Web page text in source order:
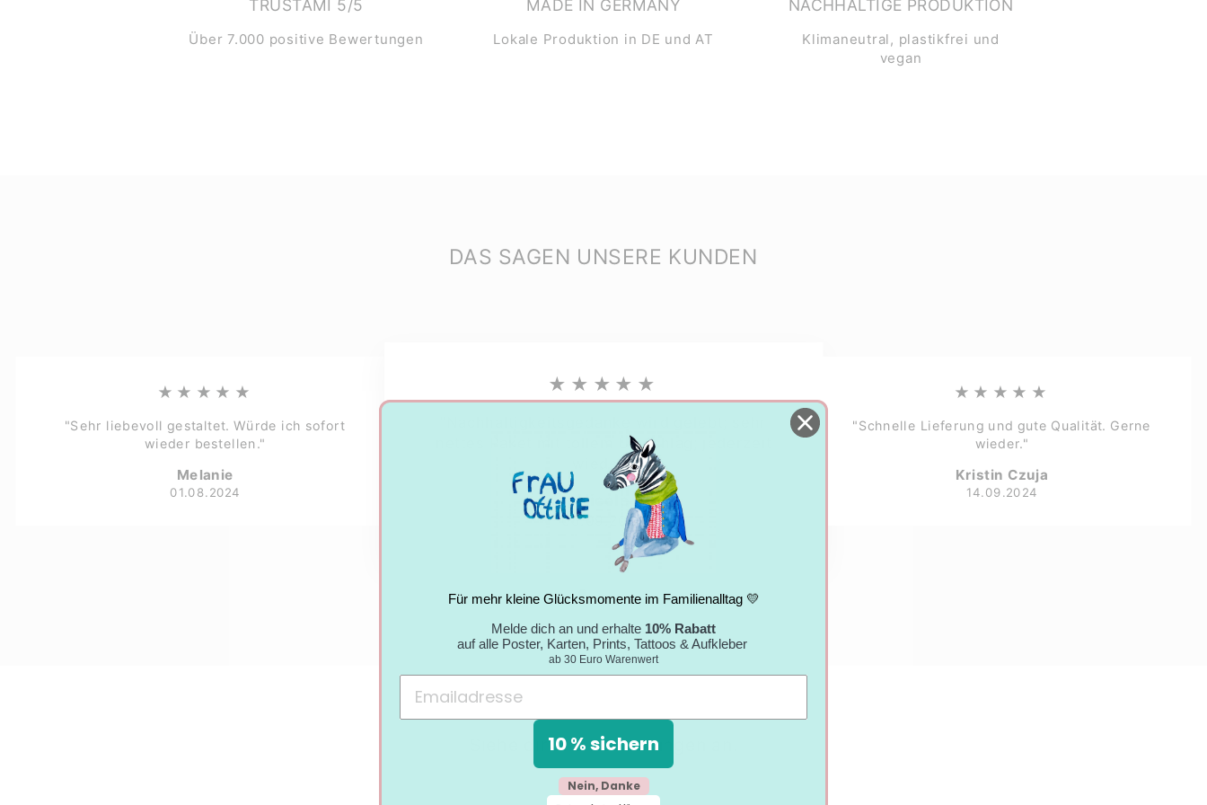
TRUSTAMI 5/5
Über 7.000 positive Bewertungen
MADE IN GERMANY
Lokale Produktion in DE und AT
NACHHALTIGE PRODUKTION
Klimaneutral, plastikfrei und
vegan
DAS SAGEN UNSERE KUNDEN
★★★★★
"Sehr liebevoll gestaltet. Würde ich sofort
wieder bestellen."
Melanie
01.08.2024
★★★★★
nettes Paket mit tollem Umschlag; jederzeit
wieder."
Nicole
05.09.2024
★★★★★
"Schnelle Lieferung und gute Qualität. Gerne
wieder."
Kristin Czuja
14.09.2024
Siehe dir alle Bewertungen an.
Für mehr kleine Glücksmomente im Familienalltag 💛
Melde dich an und erhalte 10% Rabatt
auf alle Poster, Karten, Prints, Tattoos & Aufkleber
ab 30 Euro Warenwert
10 % sichern
Nein, Danke